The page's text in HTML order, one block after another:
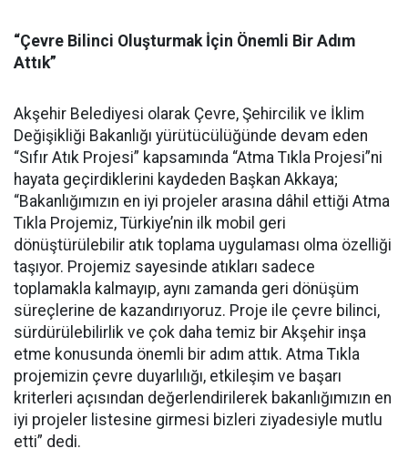
“Çevre Bilinci Oluşturmak İçin Önemli Bir Adım
Attık”
Akşehir Belediyesi olarak Çevre, Şehircilik ve İklim
Değişikliği Bakanlığı yürütücülüğünde devam eden
“Sıfır Atık Projesi” kapsamında “Atma Tıkla Projesi”ni
hayata geçirdiklerini kaydeden Başkan Akkaya;
“Bakanlığımızın en iyi projeler arasına dâhil ettiği Atma
Tıkla Projemiz, Türkiye’nin ilk mobil geri
dönüştürülebilir atık toplama uygulaması olma özelliği
taşıyor. Projemiz sayesinde atıkları sadece
toplamakla kalmayıp, aynı zamanda geri dönüşüm
süreçlerine de kazandırıyoruz. Proje ile çevre bilinci,
sürdürülebilirlik ve çok daha temiz bir Akşehir inşa
etme konusunda önemli bir adım attık. Atma Tıkla
projemizin çevre duyarlılığı, etkileşim ve başarı
kriterleri açısından değerlendirilerek bakanlığımızın en
iyi projeler listesine girmesi bizleri ziyadesiyle mutlu
etti” dedi.